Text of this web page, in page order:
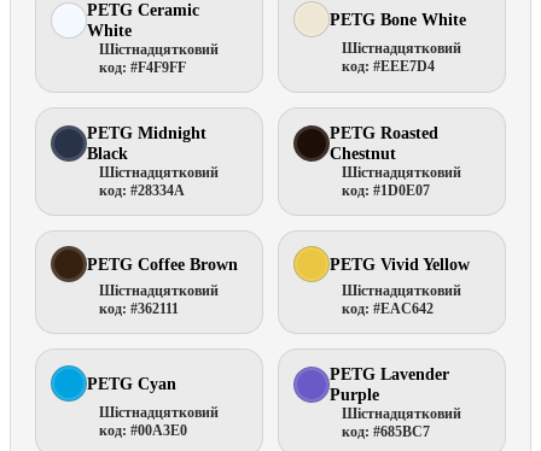
PETG Ceramic
White
Шістнадцятковий
код: #F4F9FF
PETG Bone White
Шістнадцятковий
код: #EEE7D4
PETG Midnight
Black
Шістнадцятковий
код: #28334A
PETG Roasted
Chestnut
Шістнадцятковий
код: #1D0E07
PETG Coffee Brown
Шістнадцятковий
код: #362111
PETG Vivid Yellow
Шістнадцятковий
код: #EAC642
PETG Cyan
Шістнадцятковий
код: #00A3E0
PETG Lavender
Purple
Шістнадцятковий
код: #685BC7